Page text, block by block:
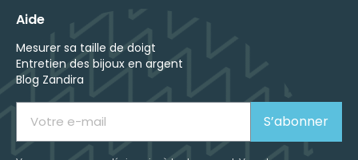
Aide
Mesurer sa taille de doigt
Entretien des bijoux en argent
Blog Zandira
S’abonner